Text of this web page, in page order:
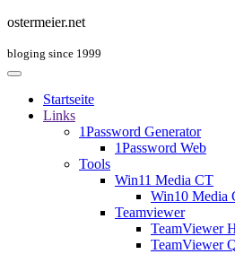
ostermeier.net
bloging since 1999
Startseite
Links
1Password Generator
1Password Web
Tools
Win11 Media CT
Win10 Media
Teamviewer
TeamViewer
TeamViewer